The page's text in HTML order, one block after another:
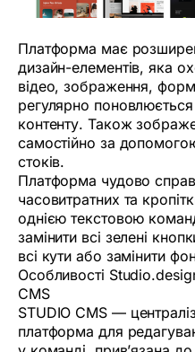
Платформа має
дизайн-елементів, яка
відео, зображення,
регулярно
контенту. Також
самостійно за
стоків.
Платформа чудово
часовитратних та
однією текстовою
замінити всі зелені
всі кути або замінити
Особливості
CMS
STUDIO CMS —
платформа для